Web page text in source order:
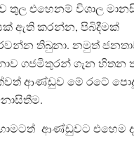
තුල එහෙනම් විශාල
ඇති කරන්න, පිබිදීමක්
තිබුනා. නමුත්
ගජමිතුරන් ගැන හිතන
ආණ්ඩුව මේ රටේ
ආණ්ඩුවට එහෙම